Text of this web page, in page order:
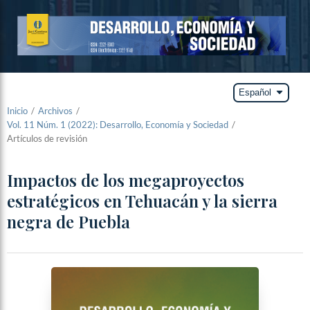
Español arrow_drop_down
Inicio / Archivos /
Vol. 11 Núm. 1 (2022): Desarrollo, Economía y Sociedad /
Artículos de revisión
Impactos de los megaproyectos
estratégicos en Tehuacán y la sierra
negra de Puebla